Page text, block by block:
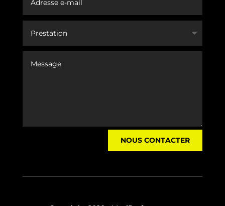
NOUS CONTACTER